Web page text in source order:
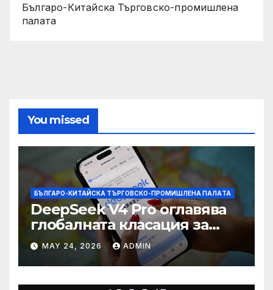
Българо-Китайска Търговско-промишлена
палaта
You missed
БЪЛГАРО-КИТАЙСКА ТЪРГОВСКО-ПРОМИШЛЕНА ПАЛAТА
DeepSeek V4 Pro оглавява
глобалната класация за
печалба след 75%
намаление на цената
MAY 24, 2026 ADMIN